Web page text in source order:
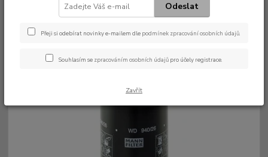
WD 940/26
Odeslat
Přeji si odebírat novinky e-mailem dle podmínek zpracování osobních údajů.
Souhlasím se zpracováním osobních údajů pro účely registrace.
Zavřít